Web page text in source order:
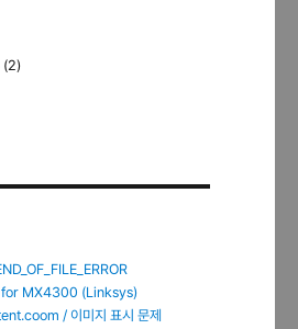
(2)
for MX4300 (Linksys)
/ 이미지 표시 문제